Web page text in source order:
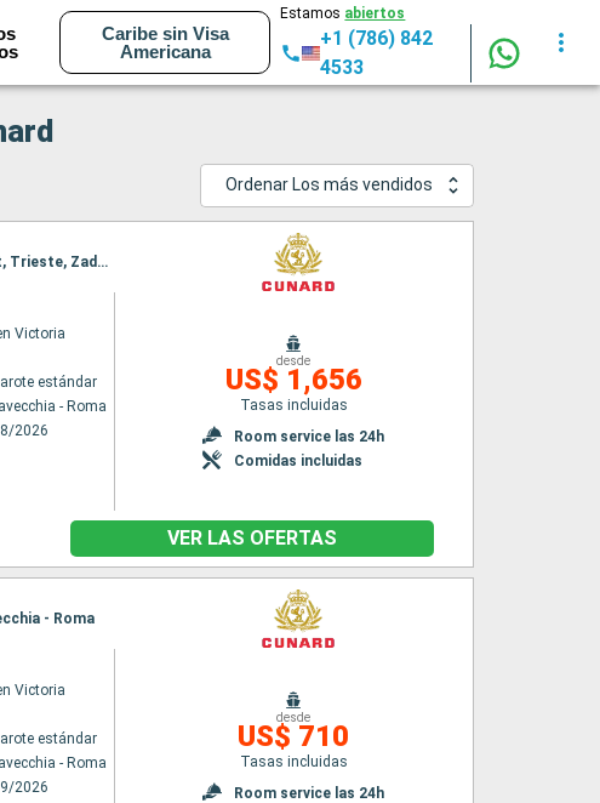
Caribe sin Visa
Americana
Estamos abiertos
+1 (786) 842
4533
Ordenar Los más vendidos
Itinerario : Civitavecchia - Roma, Messina (estrecho), Kefalonia, Corfú, Kotor, Split, Trieste, Zadar, Dubrovnik, La Valetta, Palma de Mallorca, Barcelona
Victoria
estándar
- Roma
2026
desde
US$ 1,656
Tasas incluidas
Room service las 24h
Comidas incluidas
VER LAS OFERTAS
- Roma
Victoria
estándar
- Roma
2026
desde
US$ 710
Tasas incluidas
Room service las 24h